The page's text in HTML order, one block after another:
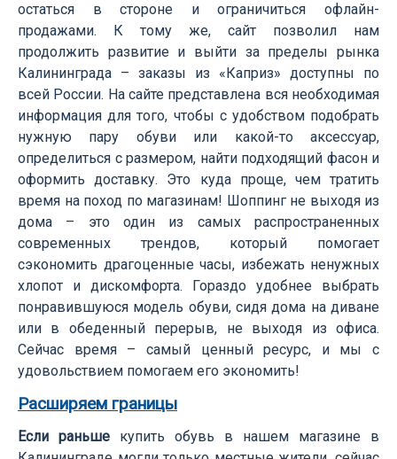
остаться в стороне и ограничиться офлайн-
продажами. К тому же, сайт позволил нам
продолжить развитие и выйти за пределы рынка
Калининграда – заказы из «Каприз» доступны по
всей России. На сайте представлена вся необходимая
информация для того, чтобы с удобством подобрать
нужную пару обуви или какой-то аксессуар,
определиться с размером, найти подходящий фасон и
оформить доставку. Это куда проще, чем тратить
время на поход по магазинам! Шоппинг не выходя из
дома – это один из самых распространенных
современных трендов, который помогает
сэкономить драгоценные часы, избежать ненужных
хлопот и дискомфорта. Гораздо удобнее выбрать
понравившуюся модель обуви, сидя дома на диване
или в обеденный перерыв, не выходя из офиса.
Сейчас время – самый ценный ресурс, и мы с
удовольствием помогаем его экономить!
Расширяем границы
Если раньше купить обувь в нашем магазине в